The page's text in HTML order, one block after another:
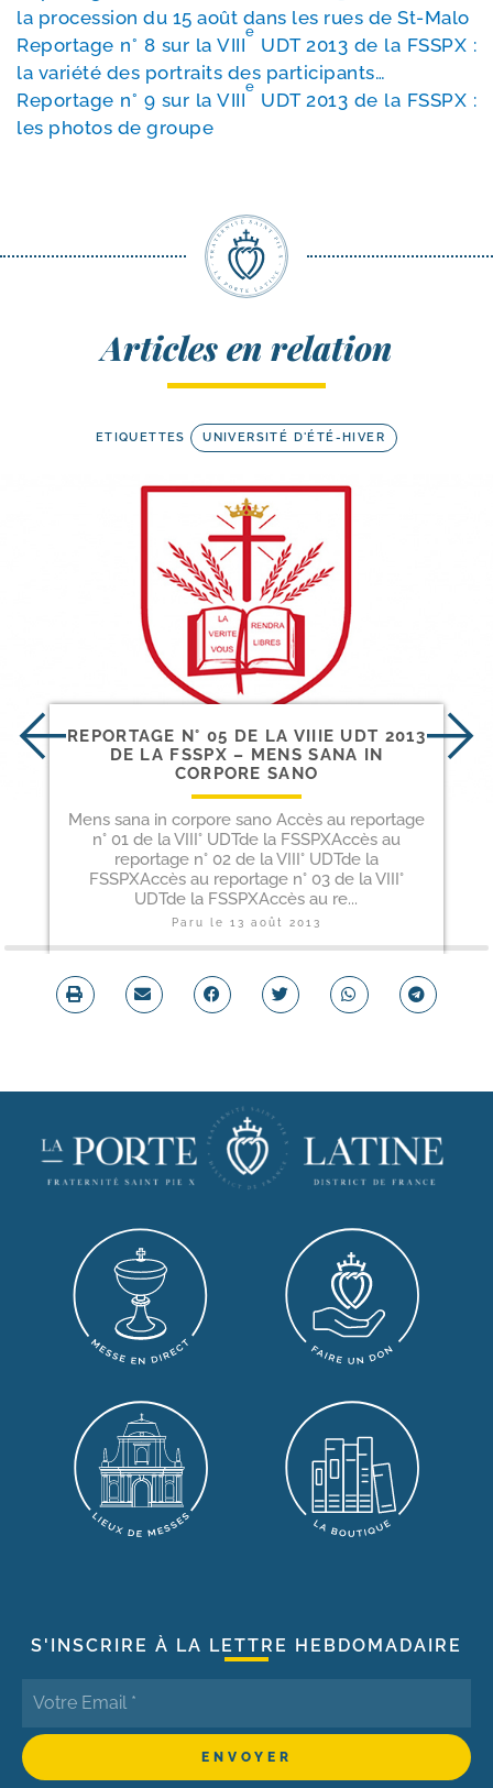
la pro­ces­sion du 15 août dans les rues de St-Malo
Reportage n° 8 sur la VIII
e
UDT 2013 de la FSSPX :
la varié­té des por­traits des participants…
Reportage n° 9 sur la VIII
e
UDT 2013 de la FSSPX :
les pho­tos de groupe
Articles en relation
ETIQUETTES UNIVERSITÉ D'ÉTÉ-HIVER
REPORTAGE N° 05 DE LA VIIIE UDT 2013
DE LA FSSPX – MENS SANA IN
CORPORE SANO
Mens sana in corpore sano Accès au reportage
n° 01 de la VIII° UDTde la FSSPXAccès au
reportage n° 02 de la VIII° UDTde la
FSSPXAccès au reportage n° 03 de la VIII°
UDTde la FSSPXAccès au re...
Paru le 13 août 2013
S'INSCRIRE À LA LETTRE HEBDOMADAIRE